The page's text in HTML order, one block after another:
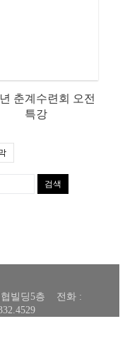
춘계수련회 오전
특강
검색
빌딩5층 전화 :